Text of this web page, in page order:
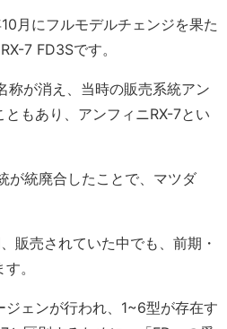
月にフルモデルチェンジを果た
7 FD3Sです。
称が消え、当時の販売系統アン
もあり、アンフィニRX-7とい
が統廃合したことで、マツダ
販売されていた中でも、前期・
。
ェンが行われ、1~6型が存在す